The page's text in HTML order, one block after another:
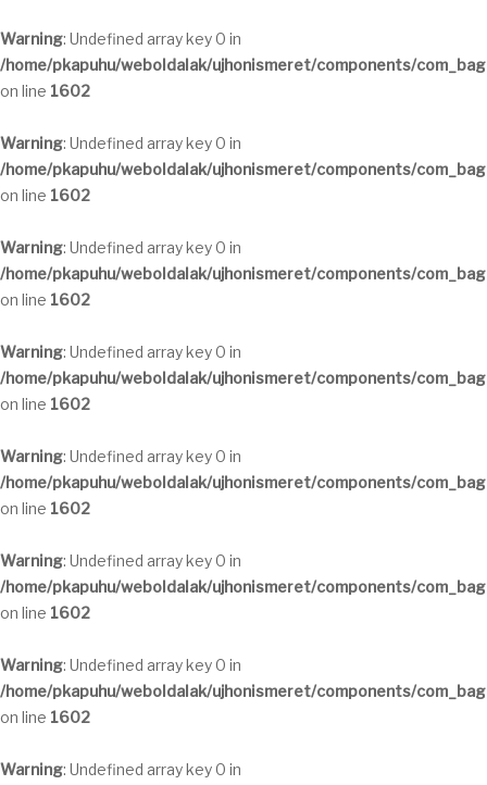
Warning: Undefined array key 0 in
/home/pkapuhu/weboldalak/ujhonismeret/components/
on line 1602
Warning: Undefined array key 0 in
/home/pkapuhu/weboldalak/ujhonismeret/components/
on line 1602
Warning: Undefined array key 0 in
/home/pkapuhu/weboldalak/ujhonismeret/components/
on line 1602
Warning: Undefined array key 0 in
/home/pkapuhu/weboldalak/ujhonismeret/components/
on line 1602
Warning: Undefined array key 0 in
/home/pkapuhu/weboldalak/ujhonismeret/components/
on line 1602
Warning: Undefined array key 0 in
/home/pkapuhu/weboldalak/ujhonismeret/components/
on line 1602
Warning: Undefined array key 0 in
/home/pkapuhu/weboldalak/ujhonismeret/components/
on line 1602
Warning: Undefined array key 0 in